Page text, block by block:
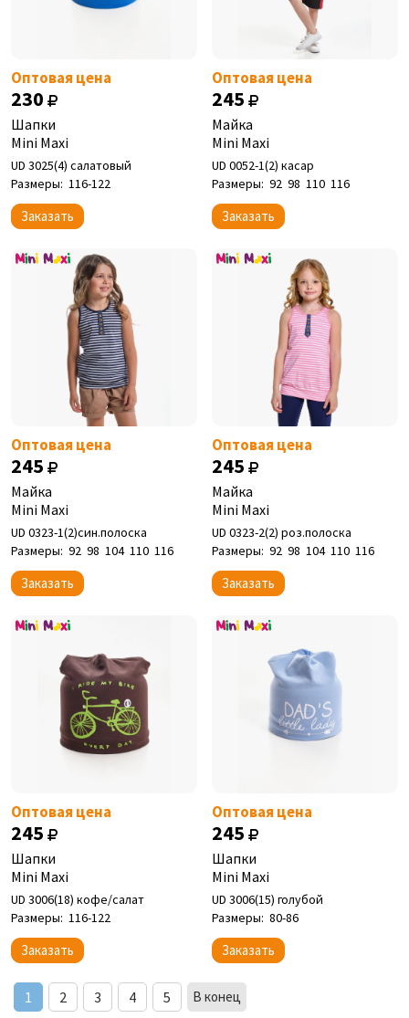
Оптовая цена
230
Шапки
Mini Maxi
UD 3025(4) салатовый
Размеры: 116-122
Заказать
Оптовая цена
245
Майка
Mini Maxi
UD 0052-1(2) касар
Размеры: 92 98 110 116
Заказать
Оптовая цена
245
Майка
Mini Maxi
UD 0323-1(2)син.полоска
Размеры: 92 98 104 110 116
Заказать
Оптовая цена
245
Майка
Mini Maxi
UD 0323-2(2) роз.полоска
Размеры: 92 98 104 110 116
Заказать
Оптовая цена
245
Шапки
Mini Maxi
UD 3006(18) кофе/салат
Размеры: 116-122
Заказать
Оптовая цена
245
Шапки
Mini Maxi
UD 3006(15) голубой
Размеры: 80-86
Заказать
1 2 3 4 5 В конец